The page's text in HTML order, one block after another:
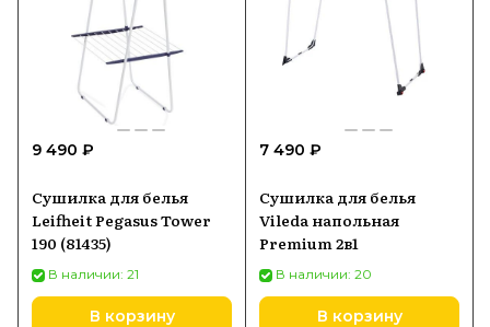
9 490 ₽
Сушилка для белья
Leifheit Pegasus Tower
190 (81435)
В наличии: 21
В корзину
7 490 ₽
Сушилка для белья
Vileda напольная
Premium 2в1
В наличии: 20
В корзину